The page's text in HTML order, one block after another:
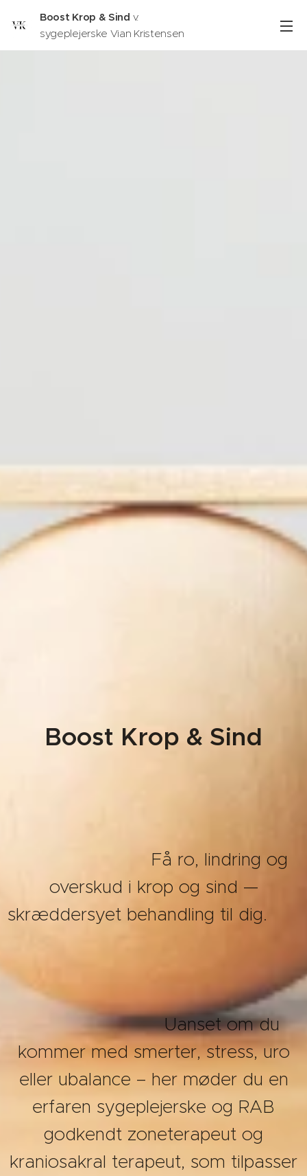
Boost Krop & Sind v.
sygeplejerske Vian Kristensen
Boost Krop & Sind
Få ro, lindring og
overskud i krop og sind —
skræddersyet behandling til dig.
Uanset om du
kommer med smerter, stress, uro
eller ubalance – her møder du en
erfaren sygeplejerske og RAB
godkendt zoneterapeut og
kraniosakral terapeut, som tilpasser